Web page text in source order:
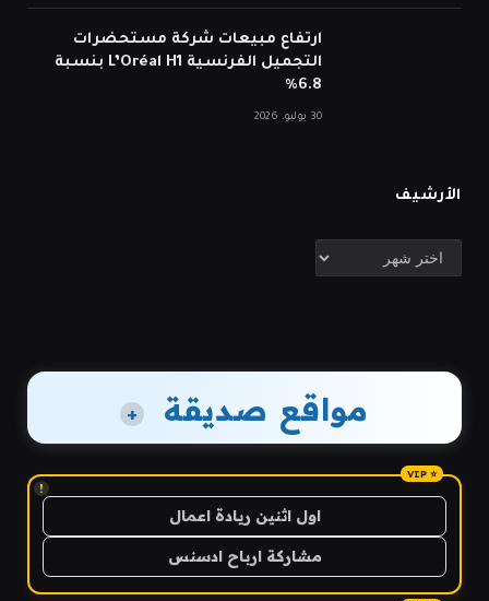
ارتفاع مبيعات شركة مستحضرات
التجميل الفرنسية L’Oréal H1 بنسبة
6.8%
30 يوليو، 2026
الأرشيف
الأرشيف
مواقع صديقة +
!
اول اثنين ريادة اعمال
مشاركة ارباح ادسنس